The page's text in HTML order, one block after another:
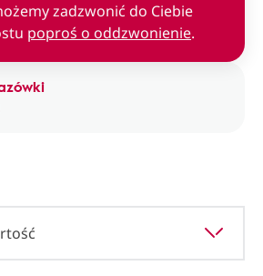
zadzwonić do Ciebie
poproś o oddzwonienie.